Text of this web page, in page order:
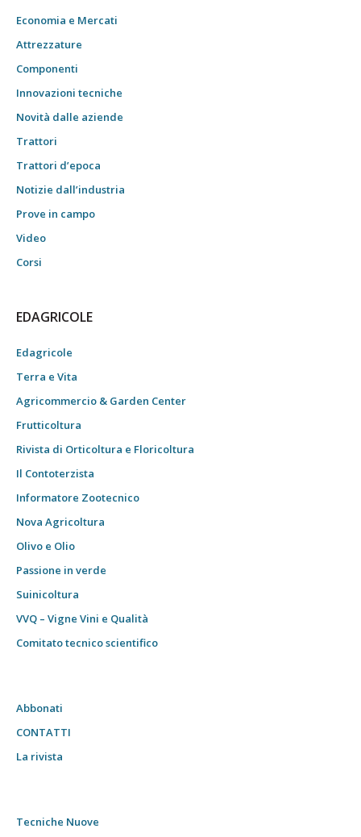
Economia e Mercati
Attrezzature
Componenti
Innovazioni tecniche
Novità dalle aziende
Trattori
Trattori d’epoca
Notizie dall’industria
Prove in campo
Video
Corsi
EDAGRICOLE
Edagricole
Terra e Vita
Agricommercio & Garden Center
Frutticoltura
Rivista di Orticoltura e Floricoltura
Il Contoterzista
Informatore Zootecnico
Nova Agricoltura
Olivo e Olio
Passione in verde
Suinicoltura
VVQ – Vigne Vini e Qualità
Comitato tecnico scientifico
Abbonati
CONTATTI
La rivista
Tecniche Nuove